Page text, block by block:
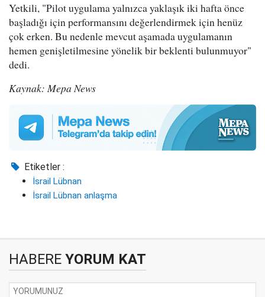
Yetkili, "Pilot uygulama yalnızca yaklaşık iki hafta önce
başladığı için performansını değerlendirmek için henüz
çok erken. Bu nedenle mevcut aşamada uygulamanın
hemen genişletilmesine yönelik bir beklenti bulunmuyor"
dedi.
Kaynak: Mepa News
Etiketler :
İsrail Lübnan
İsrail Lübnan anlaşma
HABERE YORUM KAT